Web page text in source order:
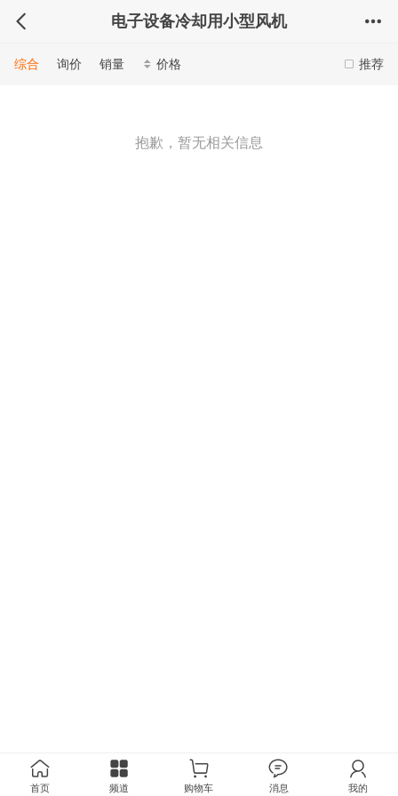
电子设备冷却用小型风机
推荐
综合 询价 销量 价格
抱歉，暂无相关信息
首页 频道 购物车 消息 我的